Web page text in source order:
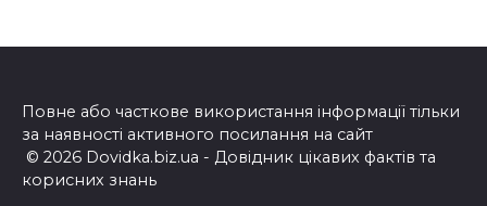
Повне або часткове використання інформації тільки
за наявності активного посилання на сайт
© 2026 Dovidka.biz.ua - Довідник цікавих фактів та
корисних знань